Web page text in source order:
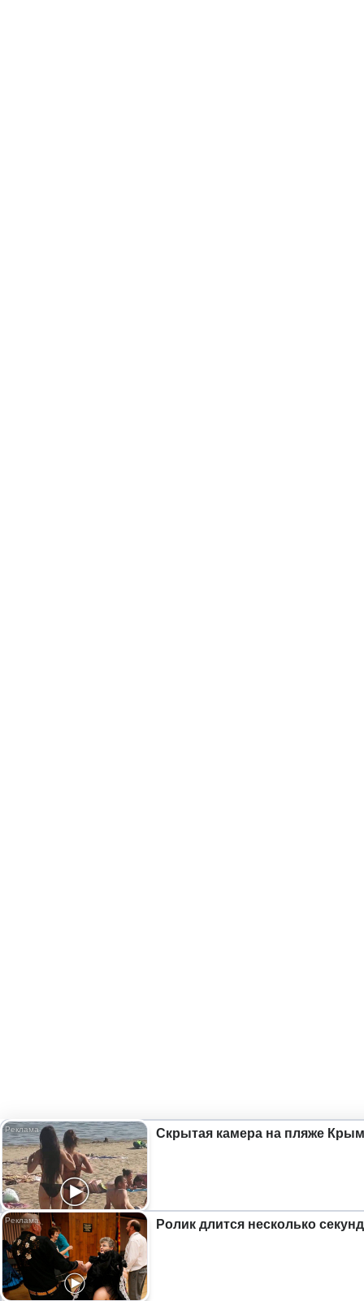
Скрытая камера на пляже
Ролик длится несколько